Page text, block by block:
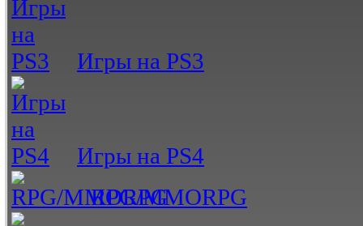
Игры на PS3
Игры на PS4
RPG/MMORPG